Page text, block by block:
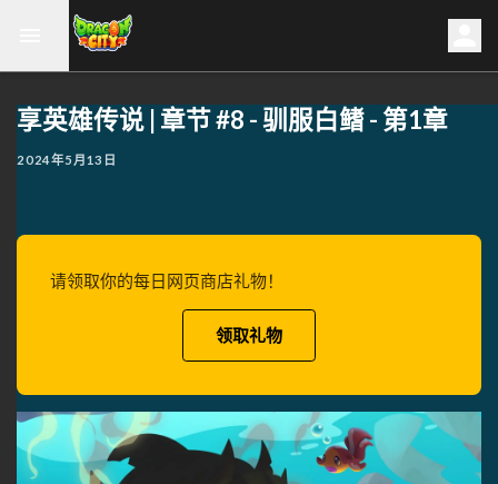
享英雄传说 | 章节 #8 - 驯服白鳍 - 第1章
2024年5月13日
请领取你的每日网页商店礼物！
领取礼物